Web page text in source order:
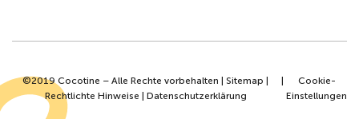
©2019 Cocotine – Alle Rechte vorbehalten | Sitemap
Rechtlichte Hinweise
Datenschutzerklärung
Cookie-
Einstellungen